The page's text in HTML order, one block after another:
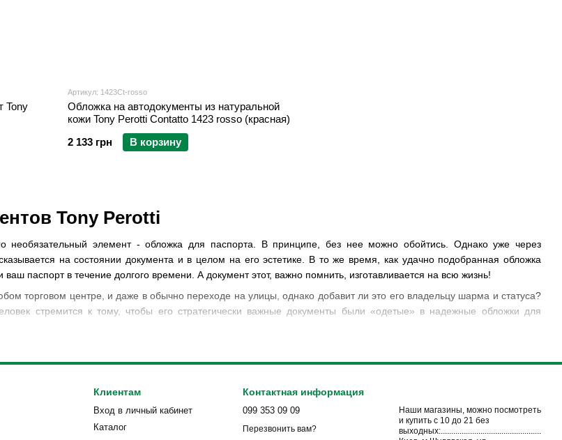
Tony Perotti
необязательный элемент - обложка для паспорта. В принципе, без нее можно обойтись. Однако уже через
на состоянии документа и в целом на его эстетике. В то же время, как удачно подобранная обложка
ваш паспорт в течение долгого времени. А документ этот, важно помнить, изготавливается на всю жизнь!
торговом центре, и даже в обычно переходе на улицы, однако добавит ли это его владельцу шарма и статуса?
стремится к тому, чтобы его стратегически важные документы были «одетые» в надежные обложки для
для прекрасного пола, а также аксессуары для мужчин – в разделе обложек вы сможете подобрать то,
паспорта от европейских дизайнерских брендов. Широкая цветовая гамма, фасон и фактура материала –
Нужна ли вам красивая и стильная обложка на паспорт, или же практичная и универсальная обложка для
все самое изысканное. Широкий диапазон ценовой политики – от демократических вариантов до элитных
Tony
Артикул: 1423Ct-rosso
Обложка на автодокументы из натуральной
кожи Tony Perotti Contatto 1423 rosso (красная)
2 133 грн
В корзину
Клиентам
Вход в личный кабинет
Каталог
Контактная информация
099 353 09 09
Перезвонить вам?
Наши магазины, можно посмотреть
и купить с 10 до 21 без
выходных:................................................